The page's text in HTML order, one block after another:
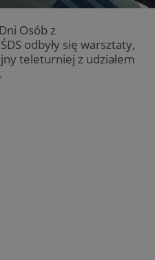
Osób z
odbyły się warsztaty,
teleturniej z udziałem